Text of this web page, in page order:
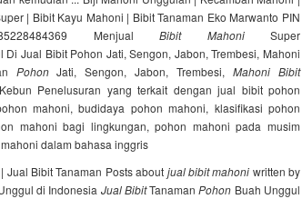
| Bibit Kayu Mahoni | Bibit Tanaman Eko Marwanto PIN
Menjual Bibit MahoniSuper
Di Jual Bibit Pohon Jati, Sengon, Jabon, Trembesi, Mahoni
PohonJati, Sengon, Jabon, Trembesi,Mahoni Bibit
Penelusuran yang terkait dengan jual bibit pohon
mahoni, budidaya pohon mahoni, klasifikasi pohon
mahoni bagi lingkungan, pohon mahoni pada musim
dalam bahasa inggris
Jual Bibit Tanaman Posts about jual bibit mahoni written by
di Indonesia Jual BibitTanamanPohon Buah Unggul